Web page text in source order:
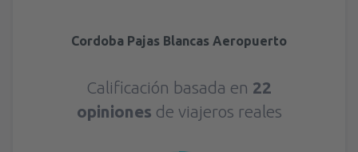
Cordoba Pajas Blancas Aeropuerto
Calificación basada en 22
opiniones de viajeros reales